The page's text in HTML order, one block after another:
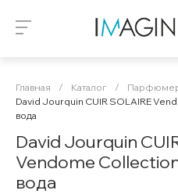
Главная / Каталог /
David Jourquin CUIR SOLAIRE
вода
David Jourquin
Vendome
вода